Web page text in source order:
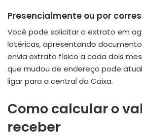
Presencialmente ou por
Você pode solicitar o extrato em
lotéricas, apresentando
envia extrato físico a cada dois
que mudou de endereço pode
ligar para a central da Caixa.
Como calcular o
receber